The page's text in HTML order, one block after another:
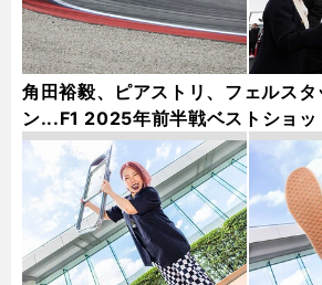
角田裕毅、ピアストリ、フェルスタ
ン...F1 2025年前半戦ベストショッ
護＆桜井淳雄】